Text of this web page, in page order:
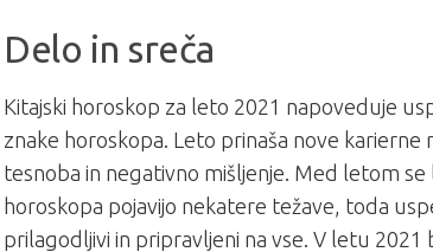
Delo in sreča
Kitajski horoskop za leto 2021 napoveduje
znake horoskopa. Leto prinaša nove karierne
tesnoba in negativno mišljenje. Med letom se
horoskopa pojavijo nekatere težave, toda
prilagodljivi in pripravljeni na vse. V letu 2021